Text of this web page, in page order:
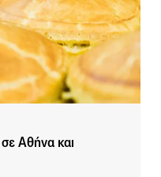
σε Αθήνα και